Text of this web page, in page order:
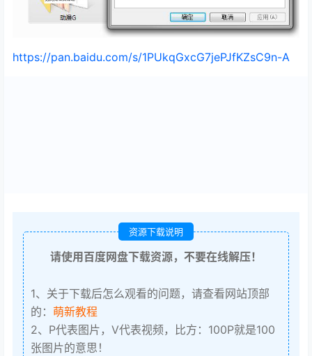
https://pan.baidu.com/s/1PUkqGxcG7jePJfKZsC9n-A
资源下载说明
请使用百度网盘下载资源，不要在线解压！
1、关于下载后怎么观看的问题，请查看网站顶部
的： 萌新教程
2、P代表图片，V代表视频，比方：100P就是100
张图片的意思！